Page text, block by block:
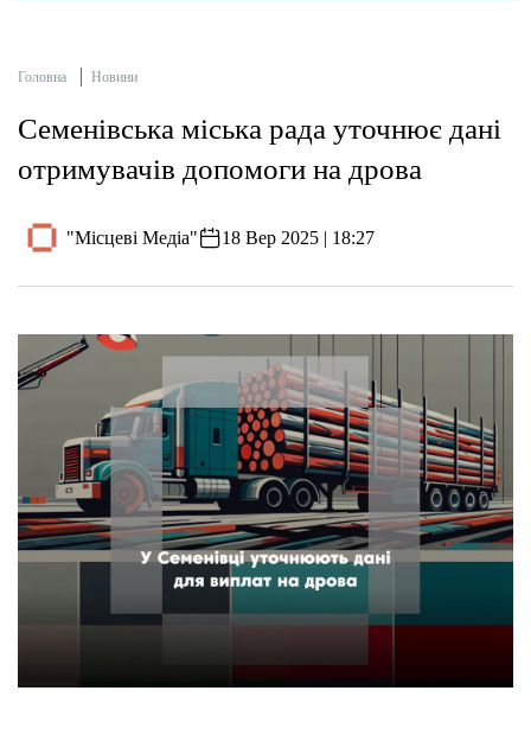
Головна Новини
Семенівська міська рада уточнює дані
отримувачів допомоги на дрова
"Місцеві Медіа" 18 Вер 2025 | 18:27